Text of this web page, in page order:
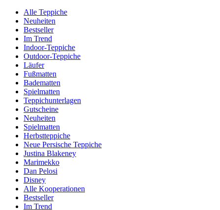
Alle Teppiche
Neuheiten
Bestseller
Im Trend
Indoor-Teppiche
Outdoor-Teppiche
Läufer
Fußmatten
Badematten
Spielmatten
Teppichunterlagen
Gutscheine
Neuheiten
Spielmatten
Herbstteppiche
Neue Persische Teppiche
Justina Blakeney
Marimekko
Dan Pelosi
Disney
Alle Kooperationen
Bestseller
Im Trend